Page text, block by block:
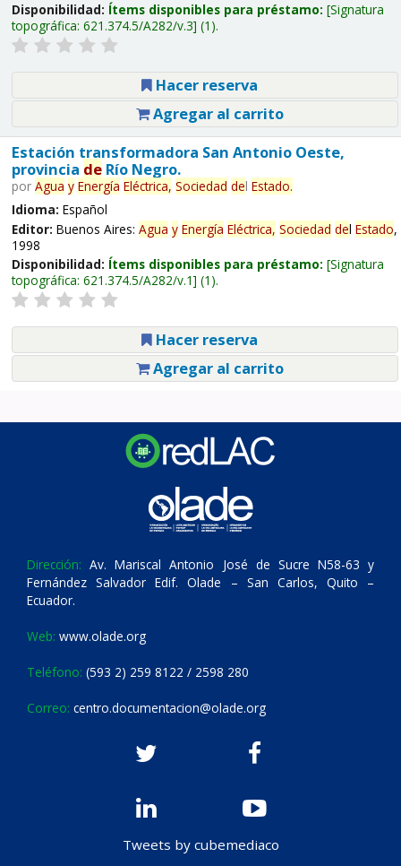
Disponibilidad: Ítems disponibles para préstamo: Signatura
topográfica: 621.374.5/A282/v.3 (1).
Hacer reserva
Agregar al carrito
Estación transformadora San Antonio Oeste,
provincia deRío Negro.
por Agua y Energía Eléctrica, Sociedad del Estado.
Idioma: Español
Editor: Buenos Aires: Agua y Energía Eléctrica, Sociedad del Estado,
1998
Disponibilidad: Ítems disponibles para préstamo: Signatura
topográfica: 621.374.5/A282/v.1 (1).
Hacer reserva
Agregar al carrito
Dirección: Av. Mariscal Antonio José de Sucre N58-63 y
Fernández Salvador Edif. Olade – San Carlos, Quito –
Ecuador.
Web: www.olade.org
Teléfono: (593 2) 259 8122 / 2598 280
Correo: centro.documentacion@olade.org
Tweets by cubemediaco